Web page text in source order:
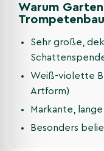
Warum
Sehr große,
Weiß-violette
Artform)
Markante,
Besonders